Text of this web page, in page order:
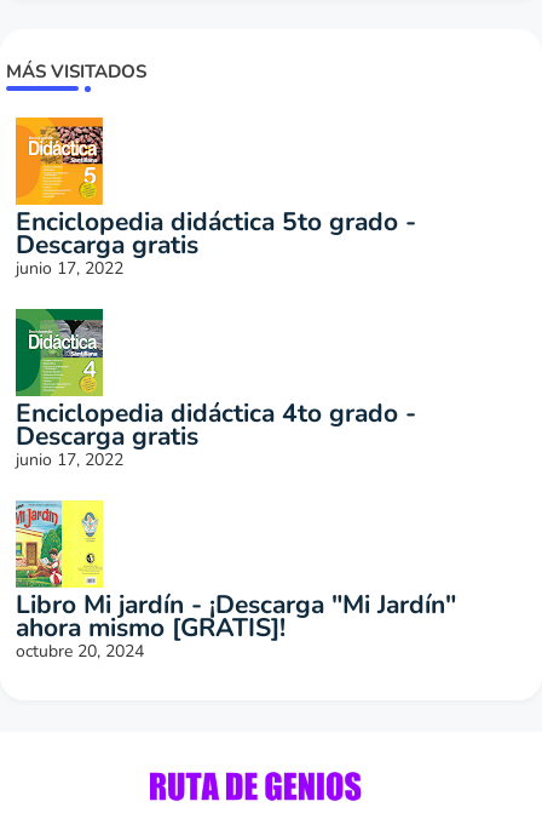
MÁS VISITADOS
Enciclopedia didáctica 5to grado -
Descarga gratis
junio 17, 2022
Enciclopedia didáctica 4to grado -
Descarga gratis
junio 17, 2022
Libro Mi jardín - ¡Descarga "Mi Jardín"
ahora mismo [GRATIS]!
octubre 20, 2024